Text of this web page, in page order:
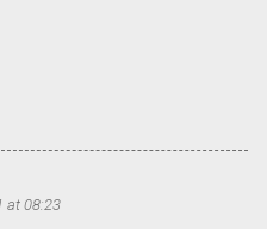
at 08:23